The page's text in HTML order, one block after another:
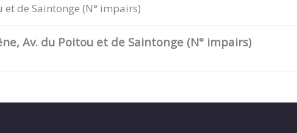
et de Saintonge (N° impairs)
Av. du Poitou et de Saintonge (N° impairs)